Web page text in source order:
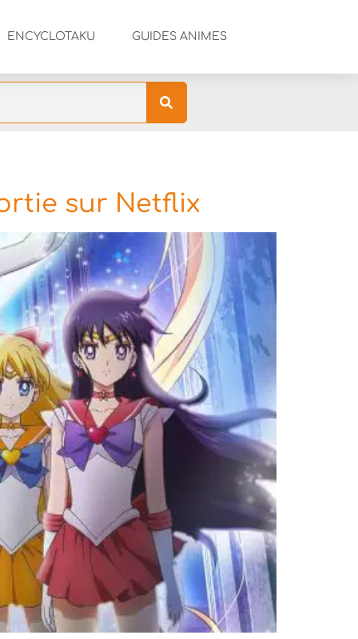
ENCYCLOTAKU GUIDES ANIMES
sur Netflix